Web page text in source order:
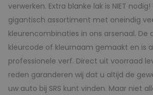
verwerken. Extra blanke lak is NIET
gigantisch assortiment met oneindig
kleurencombinaties in ons arsenaal. De
kleurcode of kleurnaam gemaakt en is
professionele verf. Direct uit voorraad
reden garanderen wij dat u altijd de
uw auto bij SRS kunt vinden. Maar niet